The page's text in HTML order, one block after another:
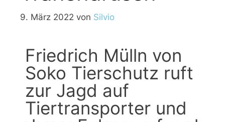
9. März 2022 von Silvio
Friedrich Mülln von
Soko Tierschutz ruft
zur Jagd auf
Tiertransporter und